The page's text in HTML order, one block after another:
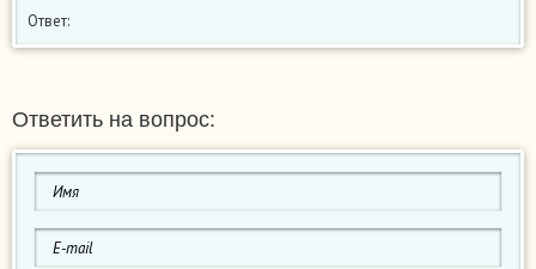
Ответ:
Ответить на вопрос: